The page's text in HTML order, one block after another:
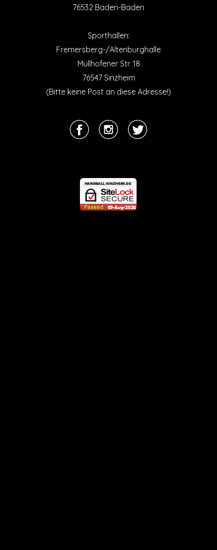
76532 Baden-Baden
Sporthallen:
Fremersberg-/Altenburghalle
Müllhofener Str. 18
76547 Sinzheim
(Bitte keine Post an diese Adresse!)